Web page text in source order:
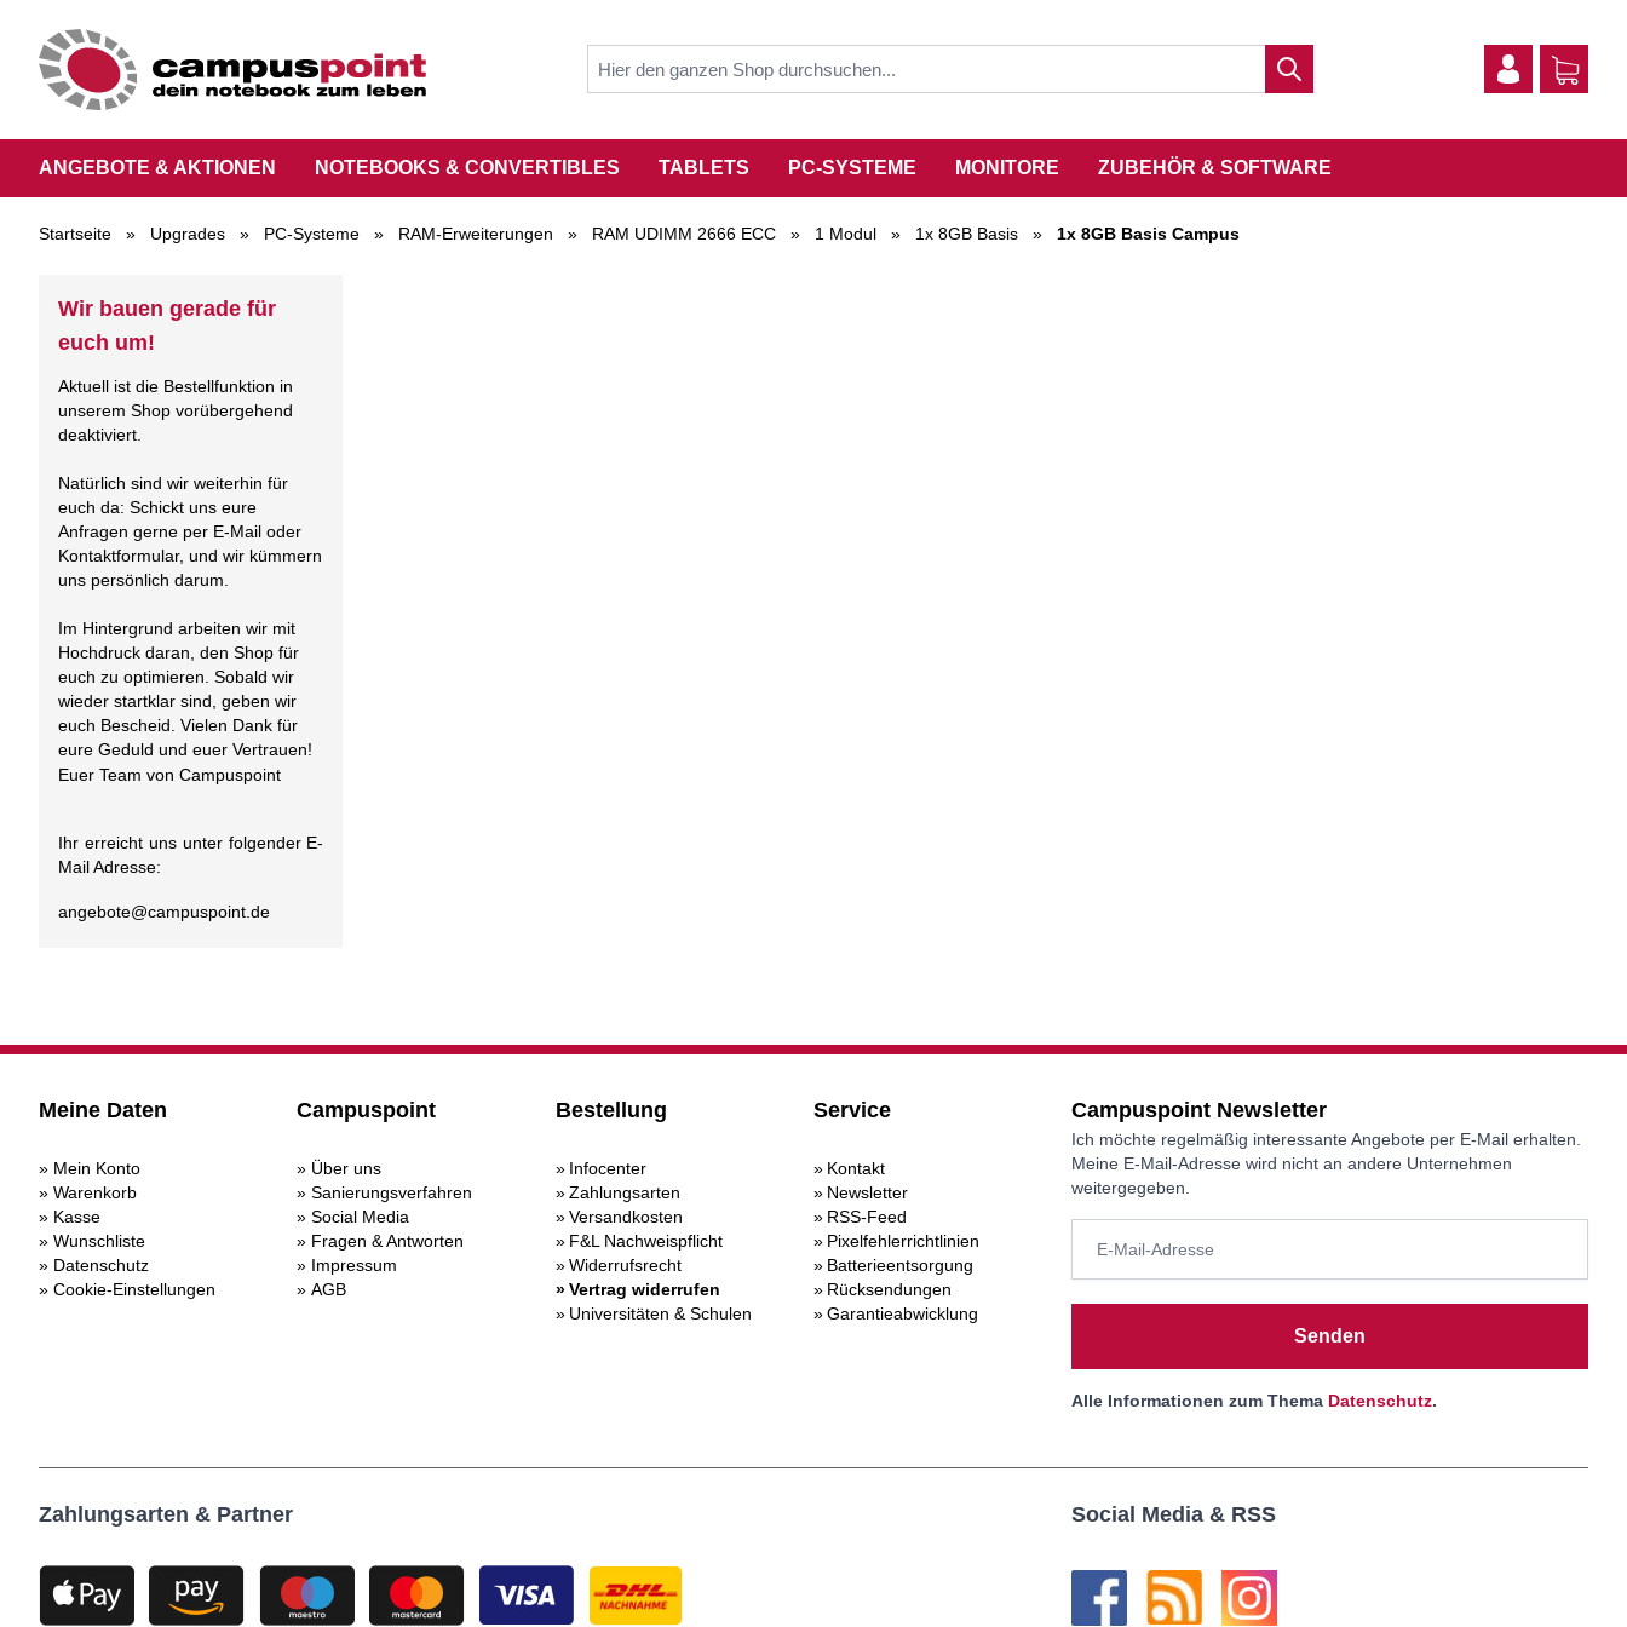
ANGEBOTE & AKTIONEN NOTEBOOKS & CONVERTIBLES TABLETS PC-SYSTEME MONITORE ZUBEHÖR & SOFTWARE
Startseite » Upgrades » PC-Systeme » RAM-Erweiterungen » RAM UDIMM 2666 ECC » 1 Modul » 1x 8GB Basis » 1x 8GB Basis Campus
Wir bauen gerade für
euch um!
Aktuell ist die Bestellfunktion in
unserem Shop vorübergehend
deaktiviert.
Natürlich sind wir weiterhin für
euch da: Schickt uns eure
Anfragen gerne per E-Mail oder
Kontaktformular, und wir kümmern
uns persönlich darum.
Im Hintergrund arbeiten wir mit
Hochdruck daran, den Shop für
euch zu optimieren. Sobald wir
wieder startklar sind, geben wir
euch Bescheid. Vielen Dank für
eure Geduld und euer Vertrauen!
Euer Team von Campuspoint
Ihr erreicht uns unter folgender E-
Mail Adresse:
angebote@campuspoint.de
Meine Daten
Mein Konto
Warenkorb
Kasse
Wunschliste
Datenschutz
Cookie-Einstellungen
Campuspoint
Über uns
Sanierungsverfahren
Social Media
Fragen & Antworten
Impressum
AGB
Bestellung
Infocenter
Zahlungsarten
Versandkosten
F&L Nachweispflicht
Widerrufsrecht
Vertrag widerrufen
Universitäten & Schulen
Service
Kontakt
Newsletter
RSS-Feed
Pixelfehlerrichtlinien
Batterieentsorgung
Rücksendungen
Garantieabwicklung
Campuspoint Newsletter
Ich möchte regelmäßig interessante Angebote per E-Mail erhalten.
Meine E-Mail-Adresse wird nicht an andere Unternehmen
weitergegeben.
Senden
Alle Informationen zum Thema Datenschutz.
Zahlungsarten & Partner Social Media & RSS